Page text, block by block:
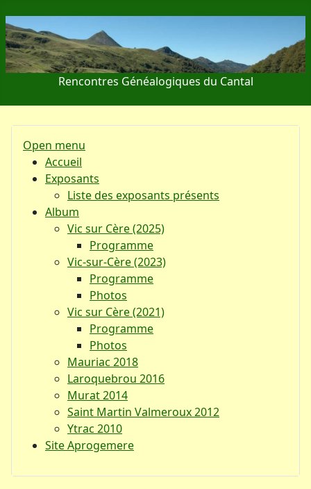
Rencontres Généalogiques du Cantal
Open menu
Accueil
Exposants
Liste des exposants présents
Album
Vic sur Cère (2025)
Programme
Vic-sur-Cère (2023)
Programme
Photos
Vic sur Cère (2021)
Programme
Photos
Mauriac 2018
Laroquebrou 2016
Murat 2014
Saint Martin Valmeroux 2012
Ytrac 2010
Site Aprogemere